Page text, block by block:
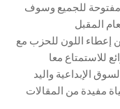
مفتوحة للجميع وسوف
إعطاء اللون للحزب مع
الإبداعية واليد
مفيدة من المقالات